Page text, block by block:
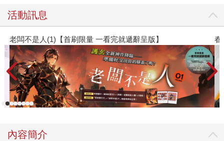
活動訊息
春光ｘ奇幻基地｜全書系展
內容簡介